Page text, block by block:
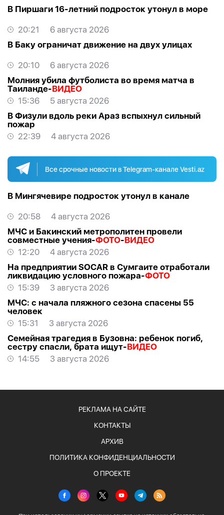
В Пиршаги 16-летний подросток утонул в море
20:21
6 августа 2026
В Баку ограничат движение на двух улицах
20:10
6 августа 2026
Молния убила футболиста во время матча в
Таиланде-ВИДЕО
15:36
5 августа 2026
В Физули вдоль реки Араз вспыхнул сильный
пожар
22:39
4 августа 2026
Все срочные новости в Telegram-канале Vesti.az
В Мингячевире подросток утонул в канале
20:58
4 августа 2026
МЧС и Бакинский метрополитен провели
совместные учения-ФОТО-ВИДЕО
12:20
4 августа 2026
На предприятии SOCAR в Сумгаите отработали
ликвидацию условного пожара-ФОТО
15:39
3 августа 2026
МЧС: с начала пляжного сезона спасены 55
человек
15:31
3 августа 2026
Семейная трагедия в Бузовна: ребенок погиб,
сестру спасли, брата ищут-ВИДЕО
14:55
3 августа 2026
РЕКЛАМА НА САЙТЕ
КОНТАКТЫ
АРХИВ
ПОЛИТИКА КОНФИДЕНЦИАЛЬНОСТИ
О ПРОЕКТЕ